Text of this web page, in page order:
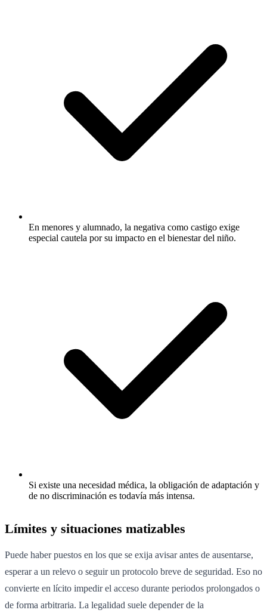
En menores y alumnado, la negativa como castigo exige
especial cautela por su impacto en el bienestar del niño.
Si existe una necesidad médica, la obligación de adaptación y
de no discriminación es todavía más intensa.
Límites y situaciones matizables
Puede haber puestos en los que se exija avisar antes de ausentarse,
esperar a un relevo o seguir un protocolo breve de seguridad. Eso no
convierte en lícito impedir el acceso durante periodos prolongados o
de forma arbitraria. La legalidad suele depender de la